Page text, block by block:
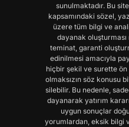
sunulmaktadır. Bu
kapsamındaki sözel,
üzere tüm bilgi ve
dayanak
teminat, garanti
edinilmesi amacıyla
hiçbir şekil ve surette
olmaksızın söz konusu
silebilir. Bu nedenle,
dayanarak yatırım
uygun sonuçlar
yorumlardan, eksik bilgi